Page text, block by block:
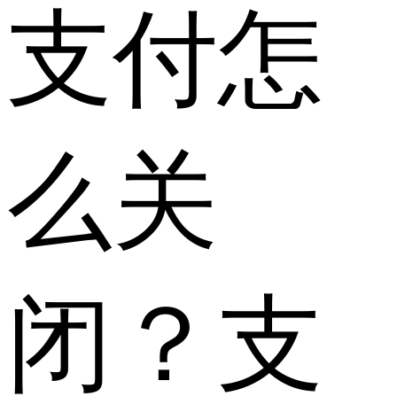
支付怎
么关
闭？支